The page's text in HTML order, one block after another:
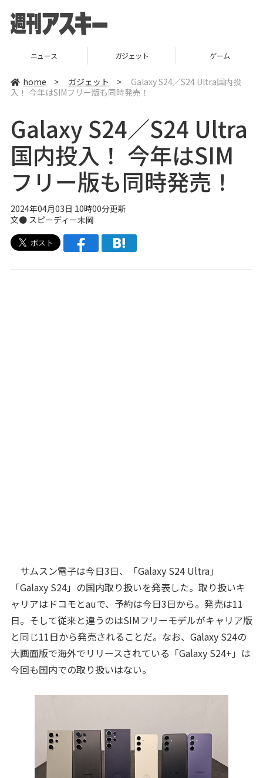
ガジェット ゲーム グルメ
home > ガジェット >
Galaxy S24／S24 Ultra国内投
入！ 今年はSIMフリー版も同時発売！
Galaxy S24／S24 Ultra
国内投入！ 今年はSIM
フリー版も同時発売！
2024年04月03日 10時00分更新
文● スピーディー末岡
サムスン電子は今日3日、「Galaxy S24 Ultra」
「Galaxy S24」の国内取り扱いを発表した。取り扱いキ
ャリアはドコモとauで、予約は今日3日から。発売は11
日。そして従来と違うのはSIMフリーモデルがキャリア版
と同じ11日から発売されることだ。なお、Galaxy S24の
大画面版で海外でリリースされている「Galaxy S24+」は
今回も国内での取り扱いはない。